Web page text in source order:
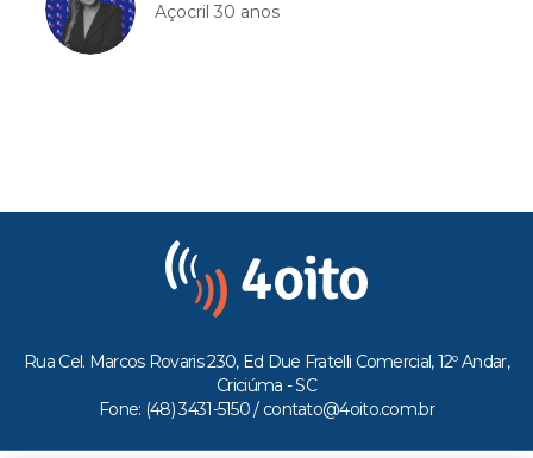
Açocril 30 anos
Rua Cel. Marcos Rovaris 230, Ed Due Fratelli Comercial, 12º Andar,
Criciúma - SC
Fone: (48) 3431-5150 / contato@4oito.com.br